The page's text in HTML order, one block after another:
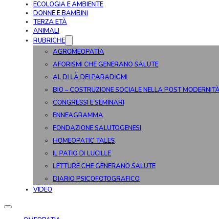
ECOLOGIA E AMBIENTE
DONNE E BAMBINI
TERZA ETÀ
ANIMALI
RUBRICHE
AGROMEOPATIA
AFORISMI CHE GENERANO SALUTE
AL DI LÀ DEI PARADIGMI
BIO – COSTRUZIONE SOCIALE NELLA POST
CONGRESSI E SEMINARI
ENNEAGRAMMA
FONDAZIONE SALUTOGENESI
HOMEOPATIC TALES
IL PATIO DI LUCILLE
LETTURE CHE GENERANO SALUTE
DIARIO PSICOFOTOGRAFICO
VIDEO